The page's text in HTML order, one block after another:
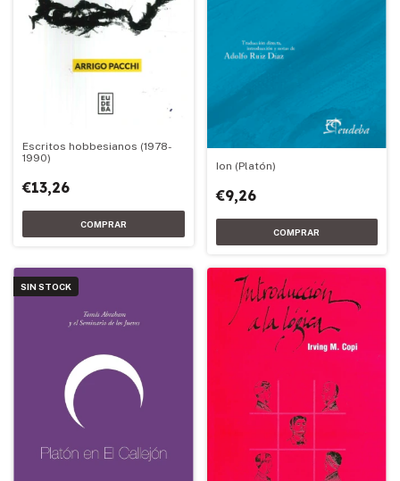
Escritos hobbesianos (1978-
1990)
€13,26
Ion (Platón)
€9,26
SIN STOCK